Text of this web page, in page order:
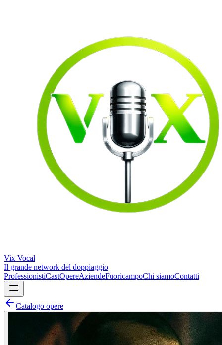
Vix Vocal
Il grande network del doppiaggio
ProfessionistiCastOpereAziendeFuoricampoChi siamoContatti
Catalogo opere